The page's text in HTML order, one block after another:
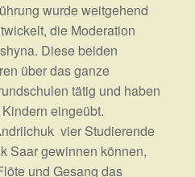
wurde weitgehend
die Moderation
Diese beiden
über das ganze
tätig und haben
eingeübt.
vier Studierende
Saar gewinnen können,
und Gesang das